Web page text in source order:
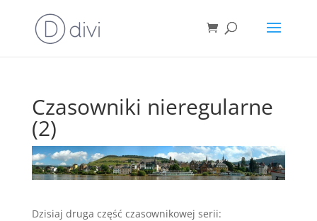
Czasowniki nieregularne
(2)
Dzisiaj druga część czasownikowej serii: